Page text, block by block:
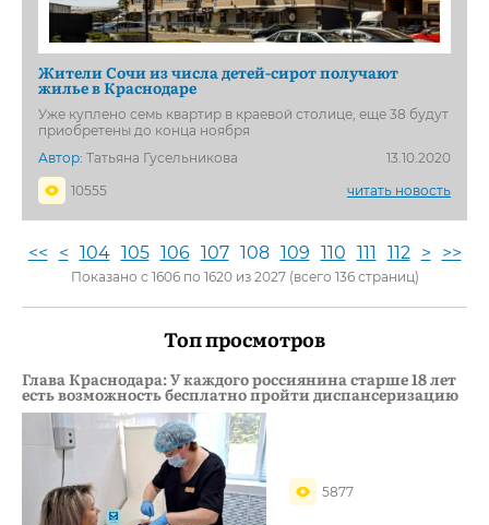
Жители Сочи из числа детей-сирот получают
жилье в Краснодаре
Уже куплено семь квартир в краевой столице, еще 38 будут
приобретены до конца ноября
Автор: Татьяна Гусельникова
13.10.2020
10555
читать новость
<< < 104 105 106 107 108 109 110 111 112 > >>
Показано с 1606 по 1620 из 2027 (всего 136 страниц)
Топ просмотров
Глава Краснодара: У каждого россиянина старше 18 лет
есть возможность бесплатно пройти диспансеризацию
5877